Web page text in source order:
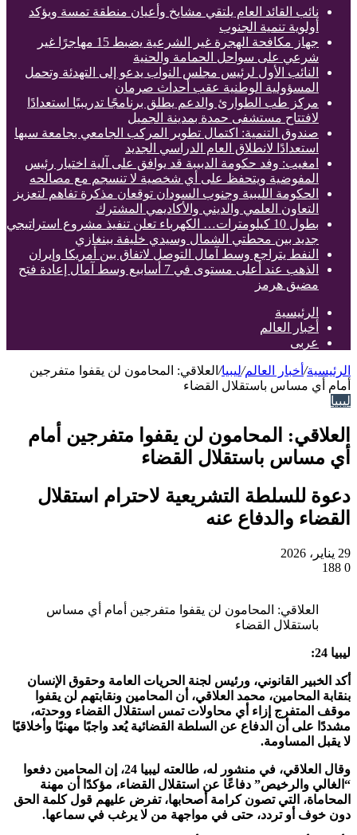
نائب القائد العام يلتقي مشايخ وأعيان منطقة تمسة ويؤكد
أولوية تنمية الجنوب
جهاز مكافحة الهجرة غير الشرعية يضبط 15 مهاجرًا غير
شرعي على سواحل الحمامة والحنية
النائب الأول لرئيس مجلس النواب يدعو إلى التهدئة وتحمل
المسؤولية الوطنية عقب أحداث صرمان
مركز طب الطوارئ والدعم يطلق برنامجًا تدريبيًا استعدادًا
لافتتاح مستشفى حمدة بمدينة الجميل
صندوق التنمية: اكتمال تطوير المركب الجامعي بجامعة سبها
استعدادًا لانطلاق العام الدراسي الجديد
امغيب: وفد حكومة الدبيبة قد يوافق على آلية اختيار رئيس
المفوضية ويتحفظ على أي شخصية لا تنسجم مع مصالحه
الحكومة الليبية وجنوب السودان توقعان مذكرة تفاهم لتعزيز
التعاون العلمي والديني والأكاديمي المشترك
بطول 10 كيلومترات… الكهرباء تعلن تنفيذ مشروع استراتيجي
جديد بين محطتي الشمال وسيدي خليفة ببنغازي
النفط يتراجع وسط آمال التوصل لاتفاق بين أمريكا وإيران
الذهب عند أعلى مستوى في 7 أسابيع وسط آمال إعادة فتح
مضيق هرمز
الرئيسية
أخبار العالم
عربى
الرئيسية/ أخبار العالم/ليبيا/ العلاقي: المحامون لن يقفوا متفرجين
أمام أي مساس باستقلال القضاء
ليبيا
العلاقي: المحامون لن يقفوا متفرجين أمام
أي مساس باستقلال القضاء
دعوة للسلطة التشريعية لاحترام استقلال
القضاء والدفاع عنه
29 يناير، 2026
0
العلاقي: المحامون لن يقفوا متفرجين أمام أي مساس
باستقلال القضاء
ليبيا 24:
أكد الخبير القانوني، ورئيس لجنة الحريات العامة وحقوق الإنسان
بنقابة المحامين، محمد العلاقي، أن المحامين ونقابتهم لن يقفوا
موقف المتفرج إزاء أي محاولات تمس استقلال القضاء ووحدته،
مشددًا على أن الدفاع عن السلطة القضائية يُعد واجبًا مهنيًا وأخلاقيًا
لا يقبل المساومة.
وقال العلاقي، في منشور له، طالعته ليبيا 24، إن المحامين دفعوا
“الغالي والرخيص” دفاعًا عن استقلال القضاء، مؤكدًا أن مهنة
المحاماة، التي تصون كرامة أصحابها، تفرض عليهم قول كلمة الحق
دون خوف أو تردد، حتى في مواجهة من لا يرغب في سماعها.